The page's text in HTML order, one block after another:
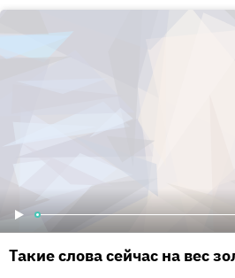
Такие слова сейчас на вес